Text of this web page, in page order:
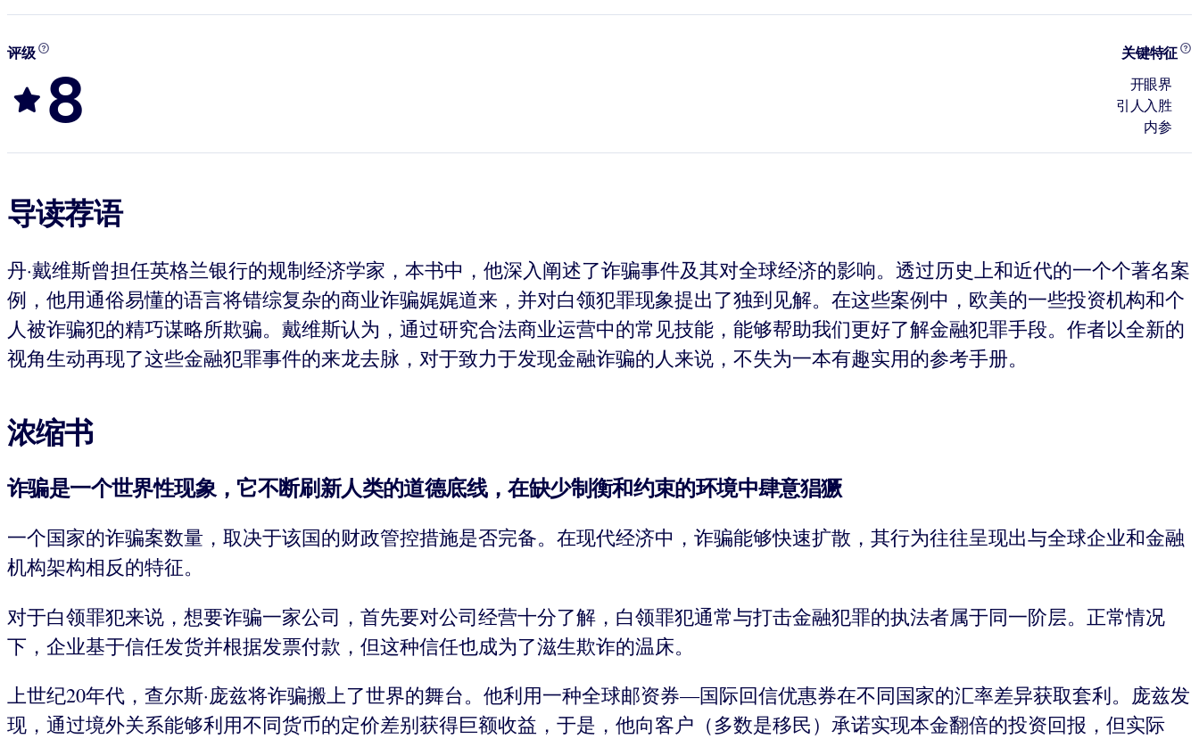
评级
8
关键特征
开眼界
引人入胜
内参
导读荐语
丹·戴维斯曾担任英格兰银行的规制经济学家，本书中，他深入阐述了诈骗事件及其对全球经济的影响。透过历史上和近代的一个个著名案
例，他用通俗易懂的语言将错综复杂的商业诈骗娓娓道来，并对白领犯罪现象提出了独到见解。在这些案例中，欧美的一些投资机构和个
人被诈骗犯的精巧谋略所欺骗。戴维斯认为，通过研究合法商业运营中的常见技能，能够帮助我们更好了解金融犯罪手段。作者以全新的
视角生动再现了这些金融犯罪事件的来龙去脉，对于致力于发现金融诈骗的人来说，不失为一本有趣实用的参考手册。
浓缩书
诈骗是一个世界性现象，它不断刷新人类的道德底线，在缺少制衡和约束的环境中肆意猖獗
一个国家的诈骗案数量，取决于该国的财政管控措施是否完备。在现代经济中，诈骗能够快速扩散，其行为往往呈现出与全球企业和金融
机构架构相反的特征。
对于白领罪犯来说，想要诈骗一家公司，首先要对公司经营十分了解，白领罪犯通常与打击金融犯罪的执法者属于同一阶层。正常情况
下，企业基于信任发货并根据发票付款，但这种信任也成为了滋生欺诈的温床。
上世纪20年代，查尔斯·庞兹将诈骗搬上了世界的舞台。他利用一种全球邮资券—国际回信优惠券在不同国家的汇率差异获取套利。庞兹发
现，通过境外关系能够利用不同货币的定价差别获得巨额收益，于是，他向客户（多数是移民）承诺实现本金翻倍的投资回报，但实际